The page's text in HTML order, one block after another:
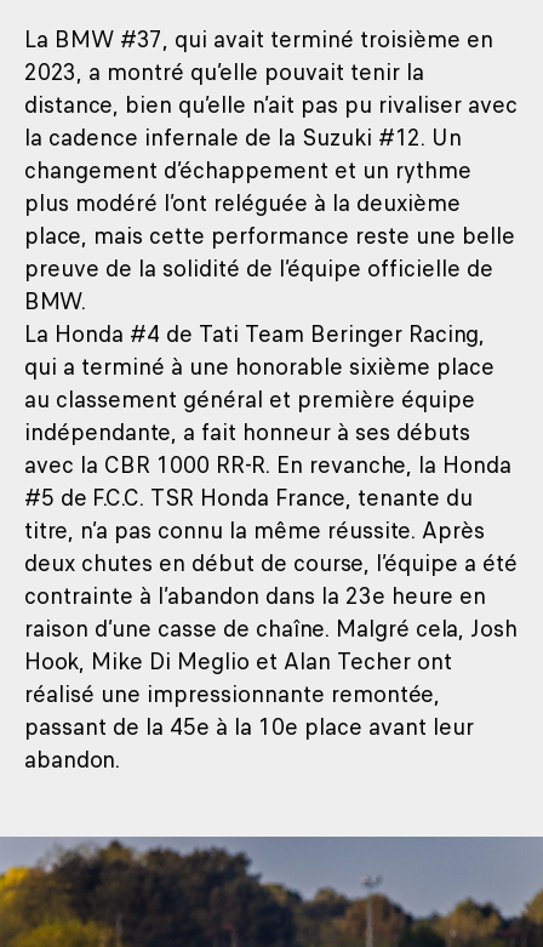
La BMW #37, qui avait terminé troisième en
2023, a montré qu’elle pouvait tenir la
distance, bien qu’elle n’ait pas pu rivaliser avec
la cadence infernale de la Suzuki #12. Un
changement d’échappement et un rythme
plus modéré l’ont reléguée à la deuxième
place, mais cette performance reste une belle
preuve de la solidité de l’équipe officielle de
BMW.
La Honda #4 de Tati Team Beringer Racing,
qui a terminé à une honorable sixième place
au classement général et première équipe
indépendante, a fait honneur à ses débuts
avec la CBR 1000 RR-R. En revanche, la Honda
#5 de F.C.C. TSR Honda France, tenante du
titre, n’a pas connu la même réussite. Après
deux chutes en début de course, l’équipe a été
contrainte à l’abandon dans la 23e heure en
raison d’une casse de chaîne. Malgré cela, Josh
Hook, Mike Di Meglio et Alan Techer ont
réalisé une impressionnante remontée,
passant de la 45e à la 10e place avant leur
abandon.